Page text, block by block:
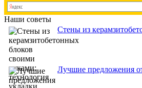
Наши советы
Стены из
Лучшие предложения